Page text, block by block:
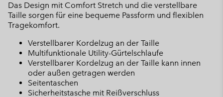
Das Design mit Comfort Stretch und die verstellbare
Taille sorgen für eine bequeme Passform und flexiblen
Tragekomfort.
Verstellbarer Kordelzug an der Taille
Multifunktionale Utility-Gürtelschlaufe
Verstellbarer Kordelzug an der Taille kann innen
oder außen getragen werden
Seitentaschen
Sicherheitstasche mit Reißverschluss